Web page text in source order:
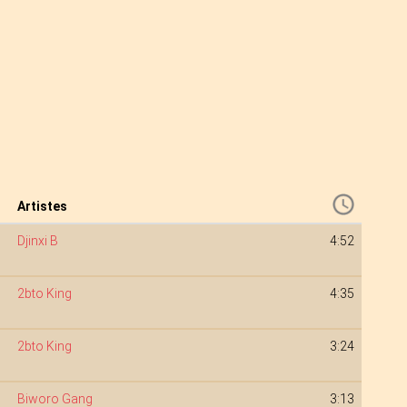
Artistes
Djinxi B 4:52
2bto King 4:35
2bto King 3:24
Biworo Gang 3:13